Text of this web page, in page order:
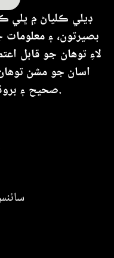
ڊيلي ڪلياڻ ۾ ڀلي
بصيرتون، ۽
لاءِ توهان جو قابل
اسان جو مشن توهان
صحيح ۽ بروقت خبرون پهچائڻ آهي.